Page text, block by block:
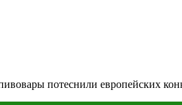
потеснили европейских